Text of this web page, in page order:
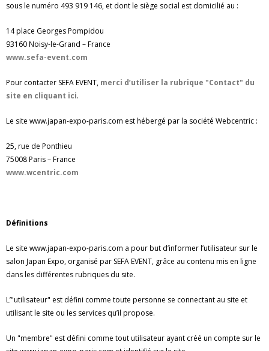
sous le numéro 493 919 146, et dont le siège social est domicilié au :
14 place Georges Pompidou
93160 Noisy-le-Grand – France
www.sefa-event.com
Pour contacter SEFA EVENT, merci d’utiliser la rubrique "Contact" du
site en cliquant ici.
Le site www.japan-expo-paris.com est hébergé par la société Webcentric :
25, rue de Ponthieu
75008 Paris – France
www.wcentric.com
Définitions
Le site www.japan-expo-paris.com a pour but d’informer l’utilisateur sur le
salon Japan Expo, organisé par SEFA EVENT, grâce au contenu mis en ligne
dans les différentes rubriques du site.
L’"utilisateur" est défini comme toute personne se connectant au site et
utilisant le site ou les services qu’il propose.
Un "membre" est défini comme tout utilisateur ayant créé un compte sur le